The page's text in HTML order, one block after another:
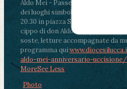
Aldo Mei - Passeggiata della
dei luoghi simbolo della città.
20.30 in piazza San Michele con
cippo di don Aldo Mei (Porta Elisa).
soste, letture accompagnate da
programma qui:
aldo-mei-anniversario-uccisione/
MoreSee Less
Photo